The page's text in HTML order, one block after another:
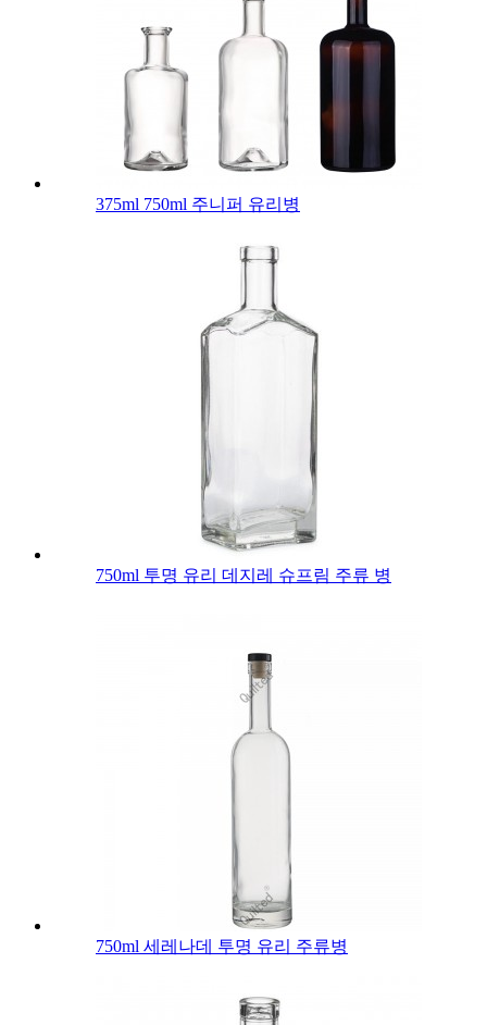
375ml 750ml 주니퍼 유리병
750ml 투명 유리 데지레 슈프림 주류 병
750ml 세레나데 투명 유리 주류병